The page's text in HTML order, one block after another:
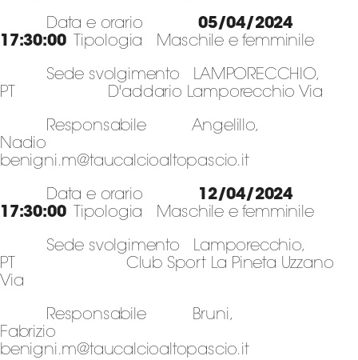
Data e orario 05/04/2024
17:30:00Tipologia Maschile e femminile
Sede svolgimento LAMPORECCHIO,
PT D'addario Lamporecchio Via
Responsabile Angelillo,
Nadio
benigni.m@taucalcioaltopascio.it
Data e orario 12/04/2024
17:30:00Tipologia Maschile e femminile
Sede svolgimento Lamporecchio,
PT Club Sport La Pineta Uzzano
Via
Responsabile Bruni,
Fabrizio
benigni.m@taucalcioaltopascio.it